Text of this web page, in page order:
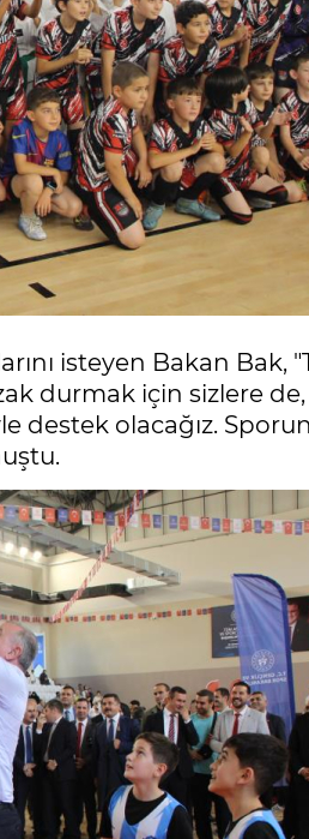
isteyen Bakan Bak,
durmak için sizlere
destek olacağız.